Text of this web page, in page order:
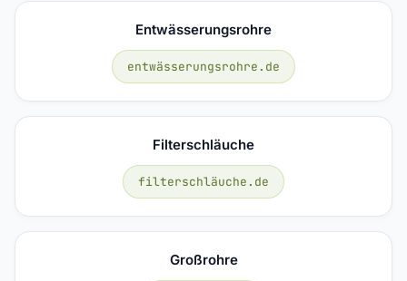
Entwässerungsrohre
entwässerungsrohre.de
Filterschläuche
filterschläuche.de
Großrohre